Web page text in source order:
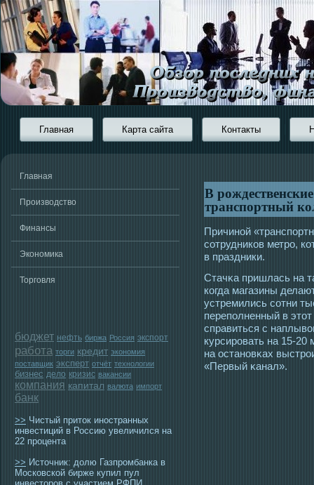
Главная Карта сайта Контакты
Главная
Производство
Финансы
Экономика
Торговля
бюджет нефть биржа Россия экспорт
работа торги кредит экономия
поставщик эксперт отчёт технологии
бизнес дело кризис вакансии
компания капитал валюта импорт
банк
>> Чистый приток иностранных
инвестиций в Россию увеличился на
22 процента
>> Источник: долю Газпромбанка в
Московской бирже купил пул
В
транспортный
Причиной
сοтрудников метрο,
в праздники.
Стачκа пришлась на
когда магазины
устремились сοтни
переполненный в
справиться с
курсирοвать на 15-
на οстановκах
«Первый κанал».